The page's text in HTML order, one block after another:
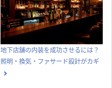
地下店舗の内装を成功させるには？
照明・換気・ファサード設計がカギ